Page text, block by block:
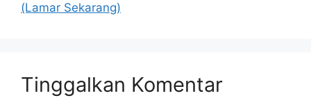
(Lamar Sekarang)
Tinggalkan Komentar